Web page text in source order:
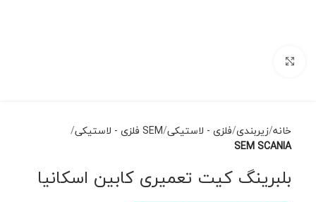
خانه زیربندی فلزی - لاستیکی SEM فلزی - لاستیکی
SEM SCANIA
بلبرینگ کیت تعمیری کابین اسکانیا